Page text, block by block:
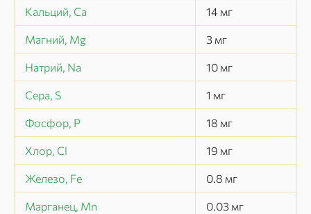
Кальций, Ca 14 мг
Магний, Mg 3 мг
Натрий, Na 10 мг
Сера, S 1 мг
Фосфор, P 18 мг
Хлор, Cl 19 мг
Железо, Fe 0.8 мг
Марганец, Mn 0.03 мг